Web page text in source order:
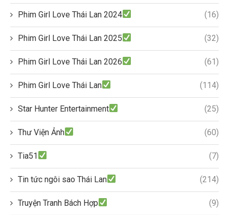
Phim Girl Love Thái Lan 2024 (16)
Phim Girl Love Thái Lan 2025 (32)
Phim Girl Love Thái Lan 2026 (61)
Phim Girl Love Thái Lan (114)
Star Hunter Entertainment (25)
Thư Viện Ảnh (60)
Tia51 (7)
Tin tức ngôi sao Thái Lan (214)
Truyện Tranh Bách Hợp (9)